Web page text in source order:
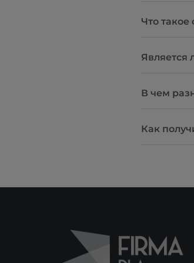
Что такое
Является
В чем
Как